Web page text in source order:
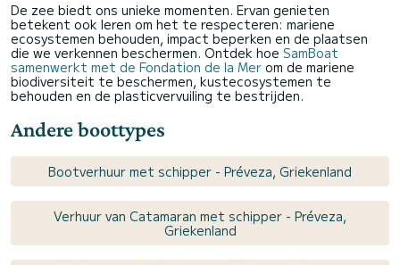
De zee biedt ons unieke momenten. Ervan genieten
betekent ook leren om het te respecteren: mariene
ecosystemen behouden, impact beperken en de plaatsen
die we verkennen beschermen. Ontdek hoe SamBoat
samenwerkt met de Fondation de la Mer om de mariene
biodiversiteit te beschermen, kustecosystemen te
behouden en de plasticvervuiling te bestrijden.
Andere boottypes
Bootverhuur met schipper - Préveza, Griekenland
Verhuur van Catamaran met schipper - Préveza,
Griekenland